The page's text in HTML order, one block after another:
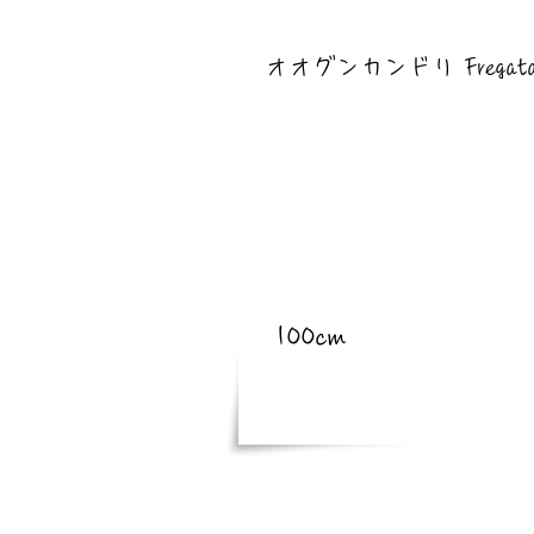
オオグンカンドリ
100cm